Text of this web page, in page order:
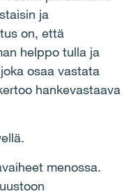
ja
on, että
helppo tulla ja
osaa vastata
hankevastaava
menossa.